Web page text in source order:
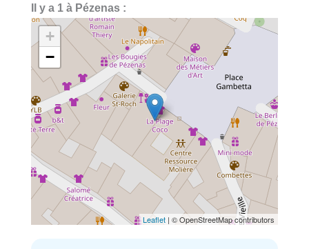
Il y a 1 à Pézenas :
+
−
Leaflet | © OpenStreetMap contributors